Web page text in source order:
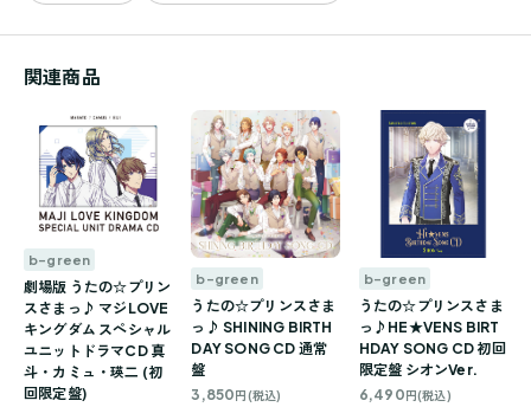
関連商品
b-green
劇場版 うたの☆プリン
スさまっ♪ マジLOVE
キングダム スペシャル
ユニットドラマCD 真
斗・カミュ・瑛二 (初
回限定盤)
b-green
うたの☆プリンスさま
っ♪ SHINING BIRTH
DAY SONG CD 通常
盤
3,850円(税込)
b-green
うたの☆プリンスさま
っ♪HE★VENS BIRT
HDAY SONG CD 初回
限定盤 シオンVer.
6,490円(税込)